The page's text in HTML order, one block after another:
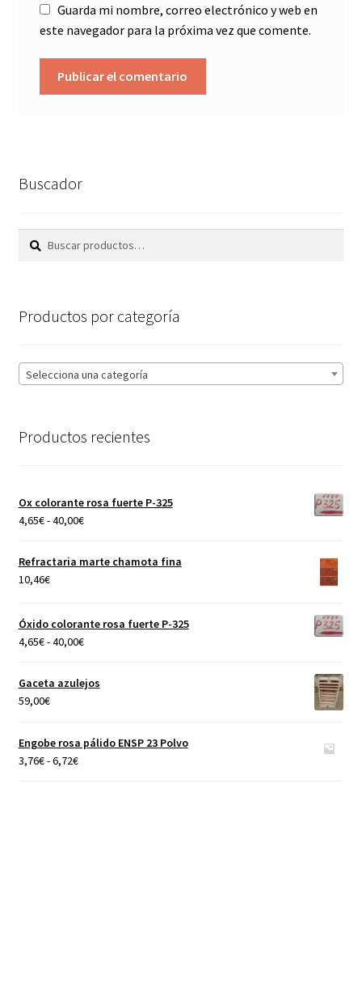
Guarda mi nombre, correo electrónico y web en
este navegador para la próxima vez que comente.
Buscador
Buscar
Buscar
Productos por categoría
Selecciona una categoría
Productos recientes
Ox colorante rosa fuerte P-325
4,65€-40,00€Rango
precios:
40,00€
Refractaria marte chamota fina
10,46€
Óxido colorante rosa fuerte P-325
4,65€-40,00€Rango
precios:
desde
40,00€
Gaceta azulejos
59,00€
Engobe rosa pálido ENSP 23 Polvo
3,76€-6,72€Rango